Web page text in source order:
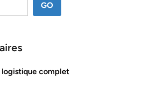
GO
complet